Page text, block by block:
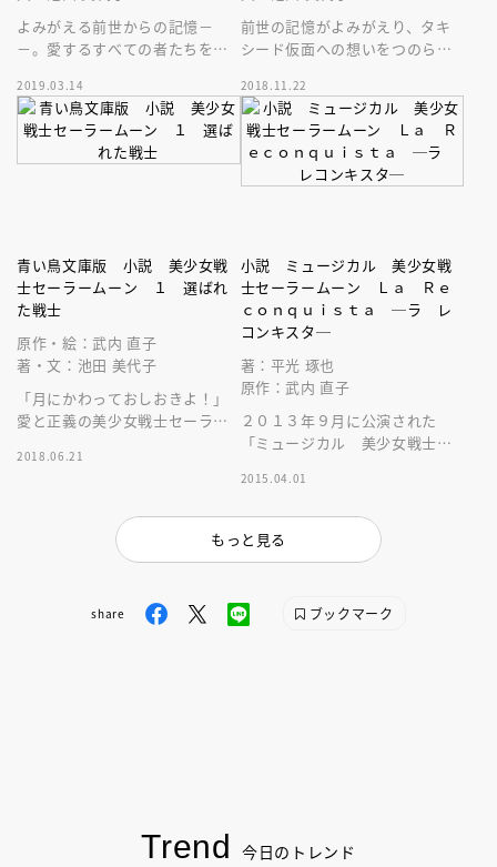
よみがえる前世からの記憶－
－。愛するすべての者たちを守
たちとともに聖なる戦いに挑
む！
2019.03.14
前世の記憶がよみがえり、タキ
シード仮面への想いをつのらせ
ちの前に、悪の手先があらわれ
る－－。
2018.11.22
青い鳥文庫版 小説 美少女戦
士セーラームーン １ 選ばれ
た戦士
原作・絵：武内 直子
著・文：池田 美代子
「月にかわっておしおきよ！」
愛と正義の美少女戦士セーラー
て愛される大ヒット漫画を完全
2018.06.21
小説 ミュージカル 美少女戦
士セーラームーン Ｌａ Ｒｅ
ｃｏｎｑｕｉｓｔａ ─ラ レ
コンキスタ─
著：平光 琢也
原作：武内 直子
２０１３年９月に公演された
「ミュージカル 美少女戦士セ
ｎｑｕｉｓｔａ」の小説です。
2015.04.01
もっと見る
share ブックマーク
Trend 今日のトレンド